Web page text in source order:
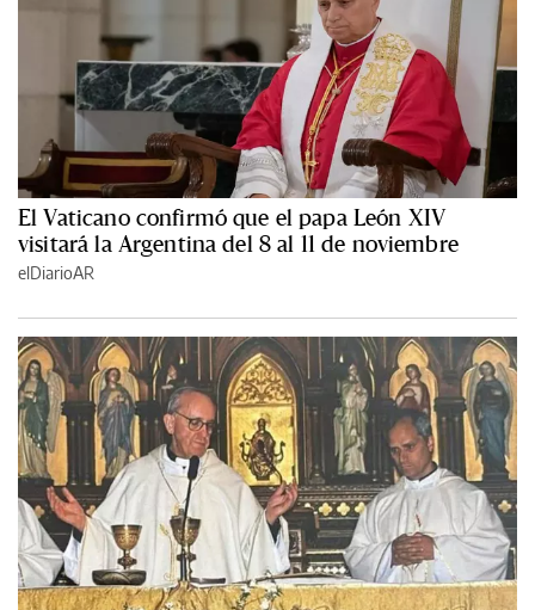
El Vaticano confirmó que el papa León XIV
visitará la Argentina del 8 al 11 de noviembre
elDiarioAR